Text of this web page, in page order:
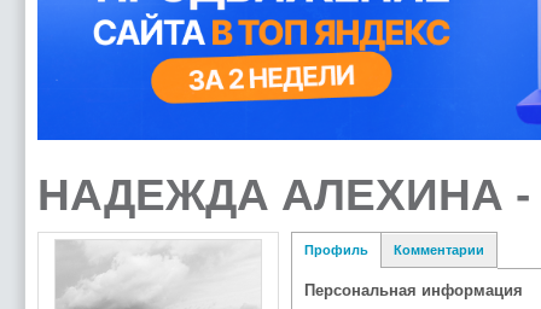
НАДЕЖДА АЛЕХИНА
Профиль Комментарии
Персональная информация